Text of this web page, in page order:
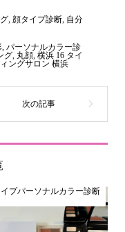
, 顔タイプ診断, 自分
, パーソナルカラー診
グ, 丸顔, 横浜 16 タイ
ングサロン 横浜
イプパーソナルカラー診断